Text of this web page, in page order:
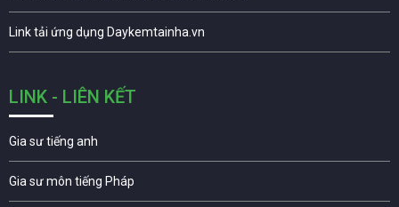
Link tải ứng dụng Daykemtainha.vn
LINK - LIÊN KẾT
Gia sư tiếng anh
Gia sư môn tiếng Pháp